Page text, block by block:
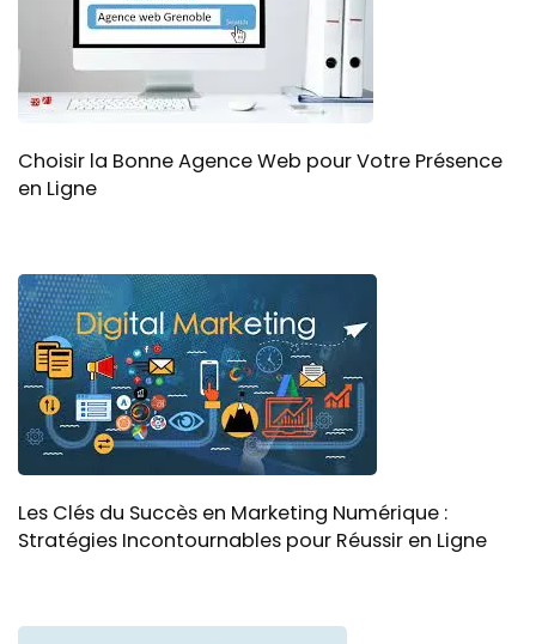
Choisir la Bonne Agence Web pour Votre Présence
en Ligne
Les Clés du Succès en Marketing Numérique :
Stratégies Incontournables pour Réussir en Ligne